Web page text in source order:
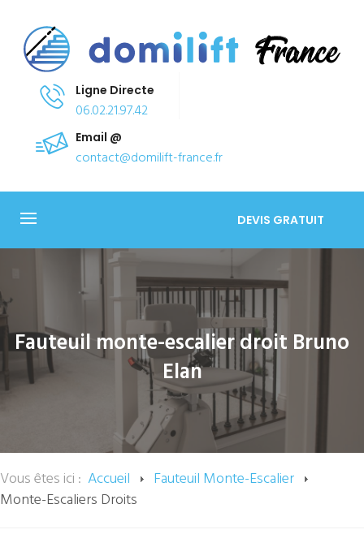
Ligne Directe
06.02.21.97.42
Email @
contact@domilift-france.fr
DEVIS GRATUIT
Fauteuil monte-escalier droit Bruno
Elan
Vous êtes ici : Accueil
Fauteuil Monte-Escalier
Monte-Escaliers Droits